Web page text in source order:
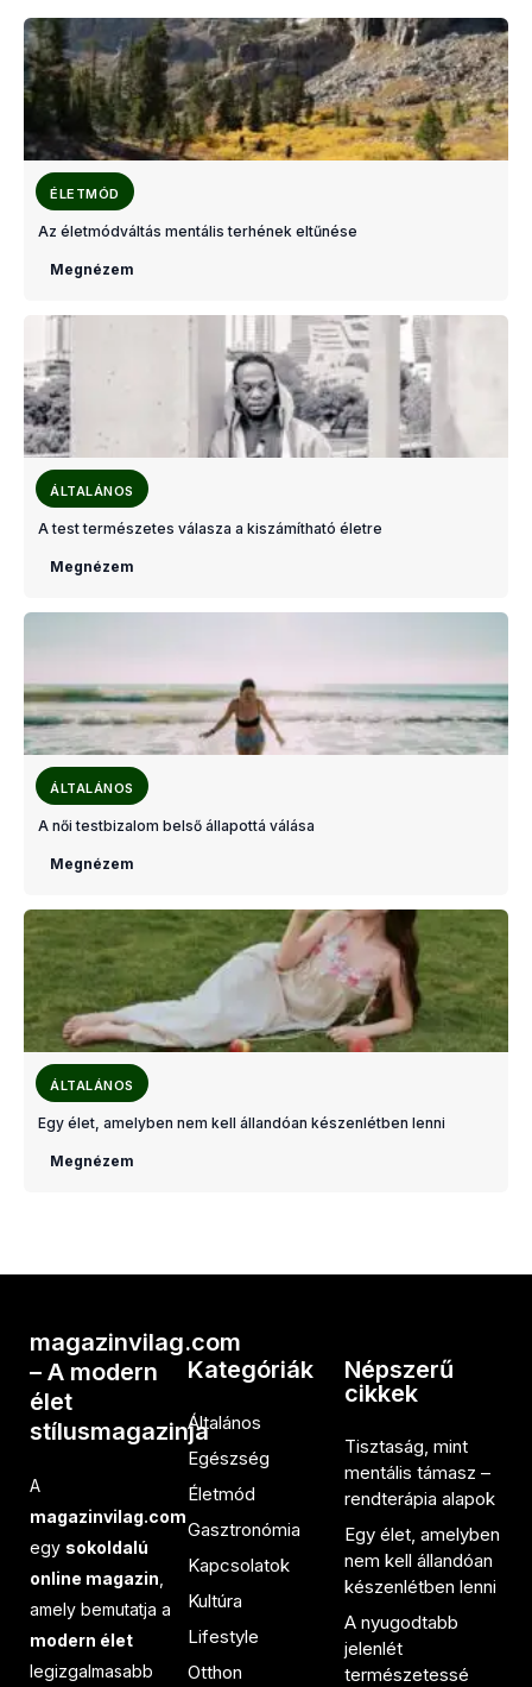
ÉLETMÓD
Az életmódváltás mentális terhének eltűnése
Megnézem
ÁLTALÁNOS
A test természetes válasza a kiszámítható életre
Megnézem
ÁLTALÁNOS
A női testbizalom belső állapottá válása
Megnézem
ÁLTALÁNOS
Egy élet, amelyben nem kell állandóan készenlétben lenni
Megnézem
magazinvilag.com
– A modern
élet
stílusmagazinja
A
magazinvilag.com
egy sokoldalú
online magazin
amely bemutatja a
modern élet
legizgalmasabb
Kategóriák
Általános
Egészség
Életmód
Gasztronómia
Kapcsolatok
Kultúra
Lifestyle
Otthon
Népszerű
cikkek
Tisztaság, mint
mentális támasz –
rendterápia alapok
Egy élet, amelyben
nem kell állandóan
készenlétben lenni
A nyugodtabb
jelenlét
természetessé